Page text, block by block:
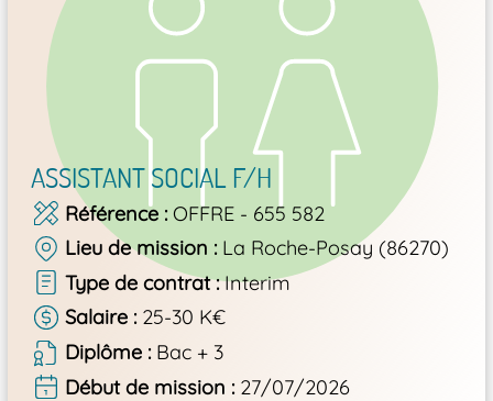
ASSISTANT SOCIAL F/H
Référence OFFRE - 655 582
Lieu de mission
La Roche-Posay (86270)
Type de contrat Interim
Salaire
25-30 K€
Diplôme
Bac + 3
Début de mission
27/07/2026